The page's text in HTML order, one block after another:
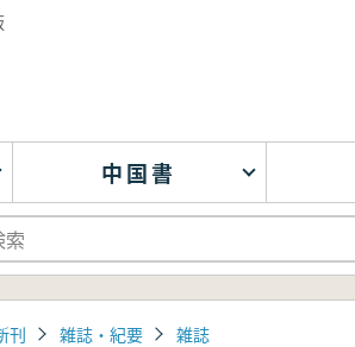
中国書
刊 雑誌・紀要 雑誌